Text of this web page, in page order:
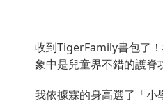
收到TigerFamily書包了
象中是兒童界不錯的護脊
我依據霖的身高選了「小